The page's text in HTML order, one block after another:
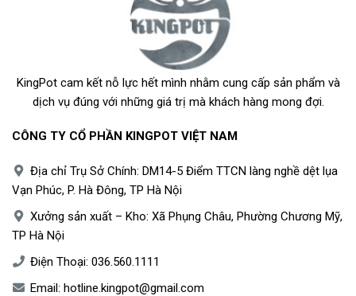
KingPot cam kết nỗ lực hết mình nhằm cung cấp sản phẩm và
dịch vụ đúng với những giá trị mà khách hàng mong đợi.
CÔNG TY CỔ PHẦN KINGPOT VIỆT NAM
Địa chỉ Trụ Sở Chính: DM14-5 Điểm TTCN làng nghề dệt lụa
Vạn Phúc, P. Hà Đông, TP Hà Nội
Xưởng sản xuất – Kho: Xã Phụng Châu, Phường Chương Mỹ,
TP Hà Nội
Điện Thoại: 036.560.1111
Email: hotline.kingpot@gmail.com